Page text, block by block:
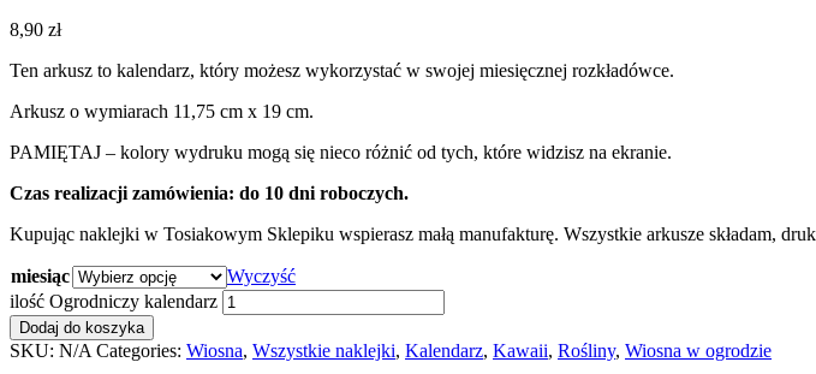
8,90 zł
Ten arkusz to kalendarz, który możesz wykorzystać w swojej miesięcznej rozkładówce.
Arkusz o wymiarach 11,75 cm x 19 cm.
PAMIĘTAJ – kolory wydruku mogą się nieco różnić od tych, które widzisz na ekranie.
Czas realizacji zamówienia: do 10 dni roboczych.
Kupując naklejki w Tosiakowym Sklepiku wspierasz małą manufakturę. Wszystkie arkusze składam,
miesiąc
Wyczyść
ilość Ogrodniczy kalendarz
Dodaj do koszyka
SKU: N/A Categories: Wiosna, Wszystkie naklejki, Kalendarz, Kawaii, Rośliny, Wiosna w ogrodzie